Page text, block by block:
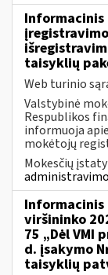
Informacinis
taisyklių
Web turinio
Valstybinė
Respublikos
informuoja
mokėtojų
Mokesčių
Informacinis
viršininko
75 „Dėl VMI
d. įsakymo
taisyklių